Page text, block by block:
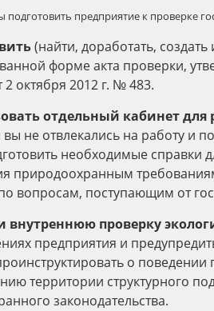
подготовить предприятие к проверке
(найти, доработать, создать
форме акта проверки,
2 октября 2012 г. № 483.
отдельный кабинет для
вы не отвлекались на работу и
необходимые справки
природоохранным
вопросам, поступающим от
внутреннюю проверку
предприятия и
о
территории структурного
законодательства.